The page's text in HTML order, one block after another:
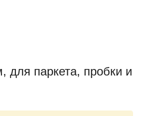
для паркета, пробки и